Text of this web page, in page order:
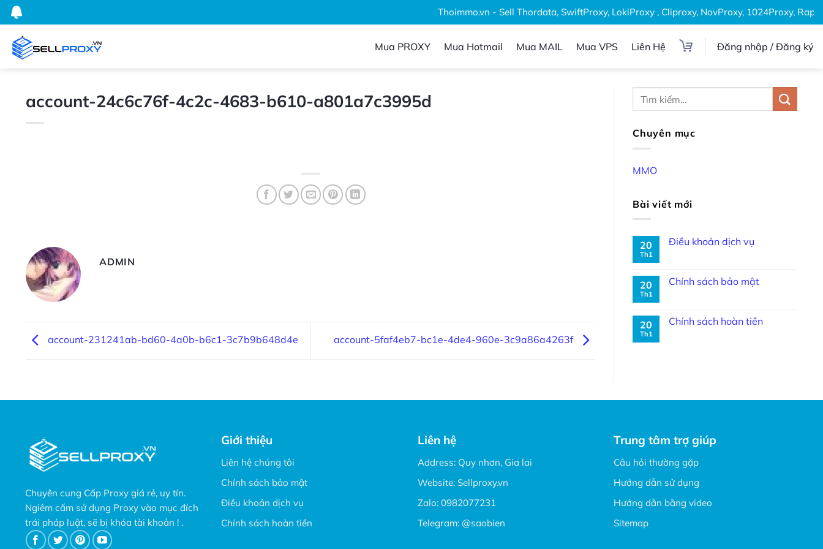
Bỏ
qua
nội
dung
Thoimmo.vn - Sell Thordata, SwiftProxy, LokiProxy , Cliproxy, NovProxy, 1024Proxy,
Mua PROXY Mua Hotmail Mua MAIL Mua VPS Liên Hệ Đăng nhập / Đăng ký
account-24c6c76f-4c2c-4683-b610-a801a7c3995d
ADMIN
account-231241ab-bd60-4a0b-b6c1-3c7b9b648d4e account-5faf4eb7-bc1e-4de4-960e-3c9a86a4263f
Chuyên mục
MMO
Bài viết mới
20
Th1
Điều khoản dịch vụ
20
Th1
Chính sách bảo mật
20
Th1
Chính sách hoàn tiền
Chuyên cung Cấp Proxy giá rẻ, uy tín.
Ngiêm cấm sử dụng Proxy vào mục đích
trái pháp luật, sẽ bị khóa tài khoản ! .
Giới thiệu
Liên hệ chúng tôi
Chính sách bảo mật
Điều khoản dịch vụ
Chính sách hoàn tiền
Liên hệ
Address: Quy nhơn, Gia lai
Website: Sellproxy.vn
Zalo: 0982077231
Telegram: @saobien
Trung tâm trợ giúp
Câu hỏi thường gặp
Hướng dẫn sử dụng
Hướng dẫn bằng video
Sitemap